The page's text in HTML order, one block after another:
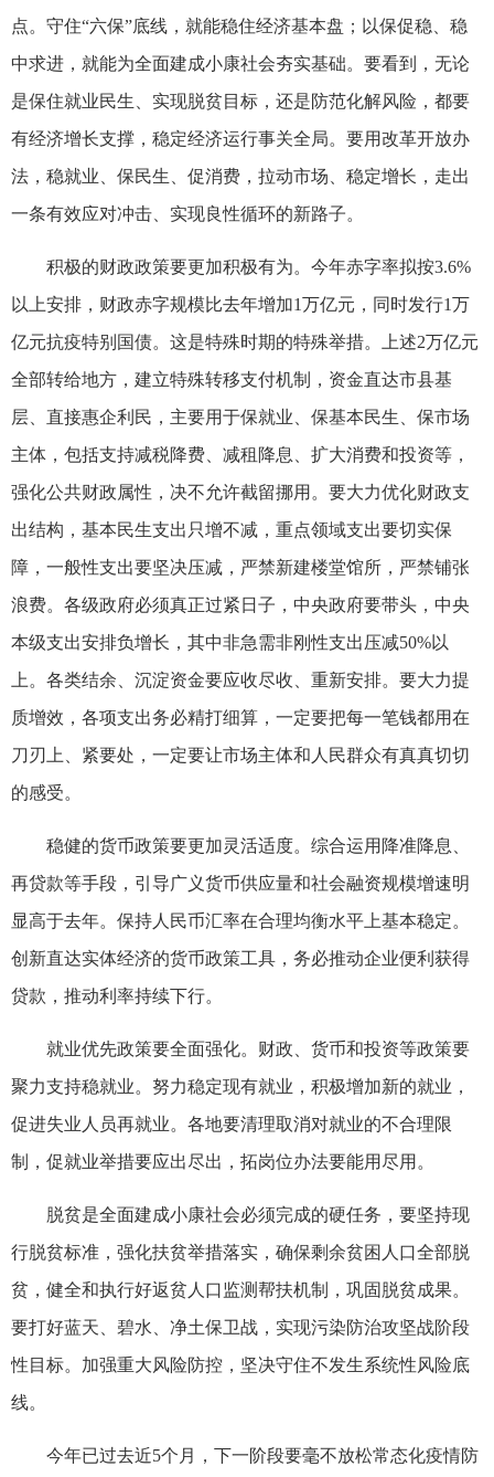
点。守住“六保”底线，就能稳住经济基本盘；以保促稳、稳
中求进，就能为全面建成小康社会夯实基础。要看到，无论
是保住就业民生、实现脱贫目标，还是防范化解风险，都要
有经济增长支撑，稳定经济运行事关全局。要用改革开放办
法，稳就业、保民生、促消费，拉动市场、稳定增长，走出
一条有效应对冲击、实现良性循环的新路子。
积极的财政政策要更加积极有为。今年赤字率拟按3.6%
以上安排，财政赤字规模比去年增加1万亿元，同时发行1万
亿元抗疫特别国债。这是特殊时期的特殊举措。上述2万亿元
全部转给地方，建立特殊转移支付机制，资金直达市县基
层、直接惠企利民，主要用于保就业、保基本民生、保市场
主体，包括支持减税降费、减租降息、扩大消费和投资等，
强化公共财政属性，决不允许截留挪用。要大力优化财政支
出结构，基本民生支出只增不减，重点领域支出要切实保
障，一般性支出要坚决压减，严禁新建楼堂馆所，严禁铺张
浪费。各级政府必须真正过紧日子，中央政府要带头，中央
本级支出安排负增长，其中非急需非刚性支出压减50%以
上。各类结余、沉淀资金要应收尽收、重新安排。要大力提
质增效，各项支出务必精打细算，一定要把每一笔钱都用在
刀刃上、紧要处，一定要让市场主体和人民群众有真真切切
的感受。
稳健的货币政策要更加灵活适度。综合运用降准降息、
再贷款等手段，引导广义货币供应量和社会融资规模增速明
显高于去年。保持人民币汇率在合理均衡水平上基本稳定。
创新直达实体经济的货币政策工具，务必推动企业便利获得
贷款，推动利率持续下行。
就业优先政策要全面强化。财政、货币和投资等政策要
聚力支持稳就业。努力稳定现有就业，积极增加新的就业，
促进失业人员再就业。各地要清理取消对就业的不合理限
制，促就业举措要应出尽出，拓岗位办法要能用尽用。
脱贫是全面建成小康社会必须完成的硬任务，要坚持现
行脱贫标准，强化扶贫举措落实，确保剩余贫困人口全部脱
贫，健全和执行好返贫人口监测帮扶机制，巩固脱贫成果。
要打好蓝天、碧水、净土保卫战，实现污染防治攻坚战阶段
性目标。加强重大风险防控，坚决守住不发生系统性风险底
线。
今年已过去近5个月，下一阶段要毫不放松常态化疫情防